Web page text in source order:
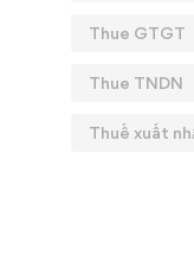
Thue GTGT
Thue TNDN
Thuế xuất